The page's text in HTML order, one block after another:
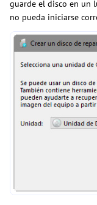
guarde el disco en un
no pueda iniciarse